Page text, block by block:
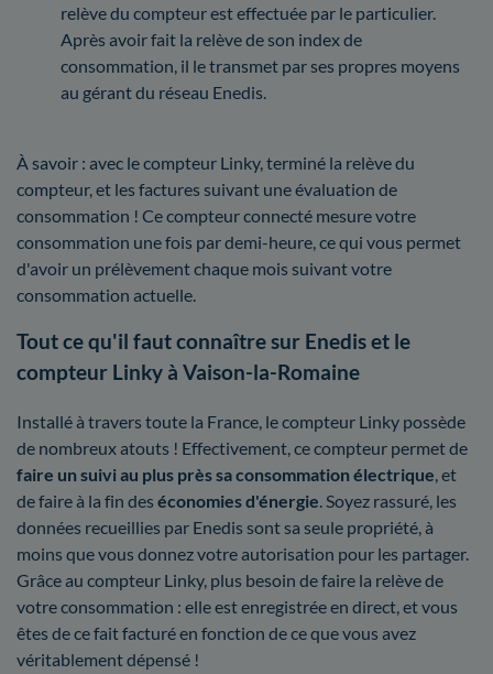
relève du compteur est effectuée par le particulier.
Après avoir fait la relève de son index de
consommation, il le transmet par ses propres moyens
au gérant du réseau Enedis.
À savoir : avec le compteur Linky, terminé la relève du
compteur, et les factures suivant une évaluation de
consommation ! Ce compteur connecté mesure votre
consommation une fois par demi-heure, ce qui vous permet
d'avoir un prélèvement chaque mois suivant votre
consommation actuelle.
Tout ce qu'il faut connaître sur Enedis et le
compteur Linky à Vaison-la-Romaine
Installé à travers toute la France, le compteur Linky possède
de nombreux atouts ! Effectivement, ce compteur permet de
faire un suivi au plus près sa consommation électrique , et
de faire à la fin des économies d'énergie . Soyez rassuré, les
données recueillies par Enedis sont sa seule propriété, à
moins que vous donnez votre autorisation pour les partager.
Grâce au compteur Linky, plus besoin de faire la relève de
votre consommation : elle est enregistrée en direct, et vous
êtes de ce fait facturé en fonction de ce que vous avez
véritablement dépensé !